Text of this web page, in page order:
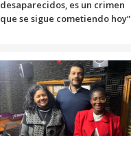
desaparecidos, es un crimen
que se sigue cometiendo hoy”